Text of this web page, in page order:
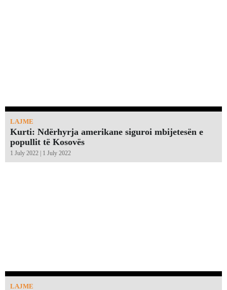
LAJME
Kurti: Ndërhyrja amerikane siguroi mbijetesën e
popullit të Kosovës
1 July 2022 | 1 July 2022
LAJME